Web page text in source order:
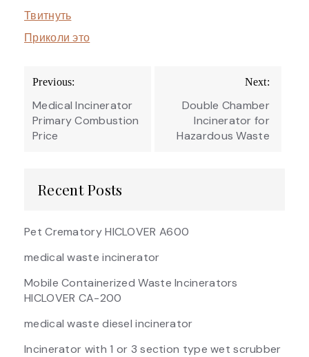
Твитнуть
Приколи это
Post
navigation
Previous:
Medical Incinerator
Primary Combustion
Price
Next:
Double Chamber
Incinerator for
Hazardous Waste
Recent Posts
Pet Crematory HICLOVER A600
medical waste incinerator
Mobile Containerized Waste Incinerators
HICLOVER CA-200
medical waste diesel incinerator
Incinerator with 1 or 3 section type wet scrubber